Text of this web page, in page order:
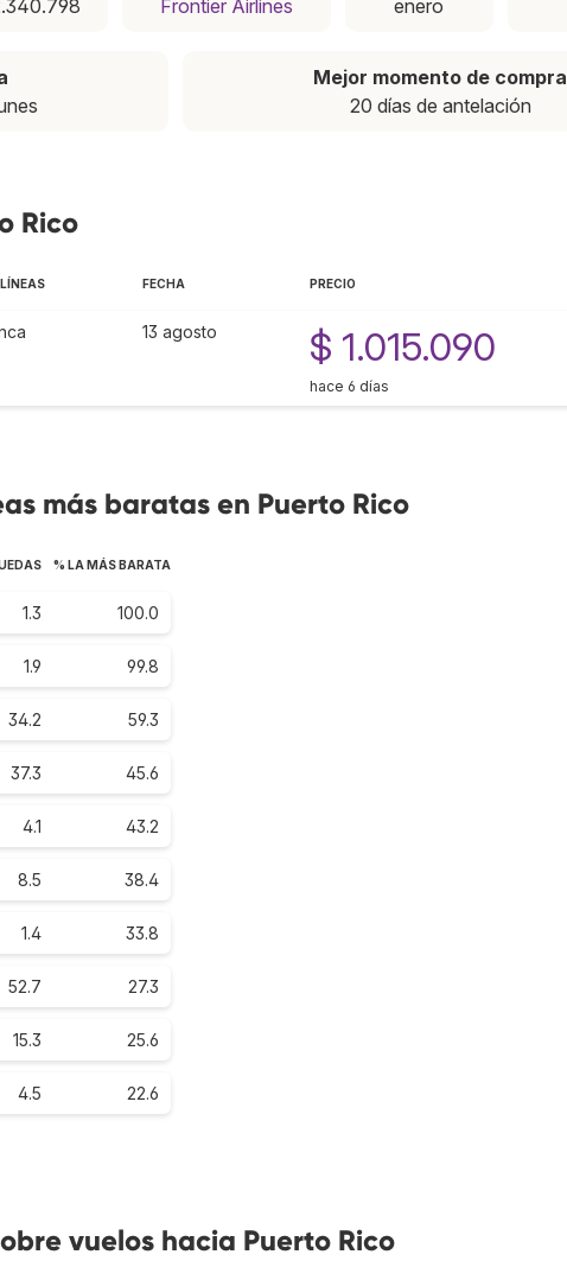
Frontier Airlines
enero
Mejor momento de compra
20 días de antelación
Rico
FECHA PRECIO
13 agosto $ 1.015.090
hace 6 días
más baratas en Puerto Rico
% LA MÁS BARATA
1.3 100.0
1.9 99.8
34.2 59.3
37.3 45.6
4.1 43.2
8.5 38.4
1.4 33.8
52.7 27.3
15.3 25.6
4.5 22.6
vuelos hacia Puerto Rico